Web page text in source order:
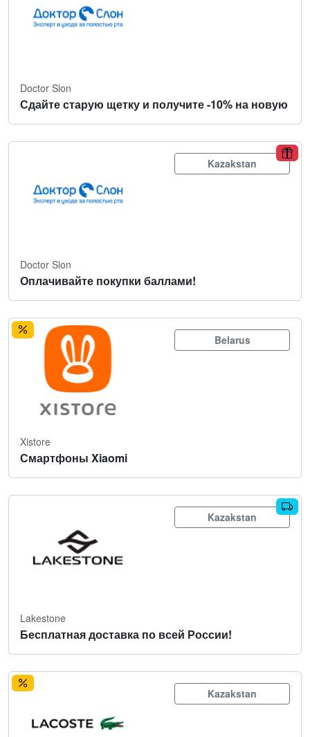
Doctor Slon
Сдайте старую щетку и получите -10% на новую
Kazakstan
Doctor Slon
Оплачивайте покупки баллами!
Belarus
Xistore
Смартфоны Xiaomi
Kazakstan
Lakestone
Бесплатная доставка по всей России!
Kazakstan